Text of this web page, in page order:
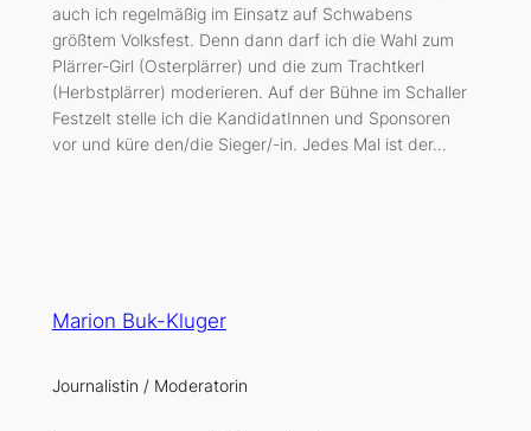
auch ich regelmäßig im Einsatz auf Schwabens
größtem Volksfest. Denn dann darf ich die Wahl zum
Plärrer-Girl (Osterplärrer) und die zum Trachtkerl
(Herbstplärrer) moderieren. Auf der Bühne im Schaller
Festzelt stelle ich die KandidatInnen und Sponsoren
vor und küre den/die Sieger/-in. Jedes Mal ist der…
Marion Buk-Kluger
Journalistin / Moderatorin